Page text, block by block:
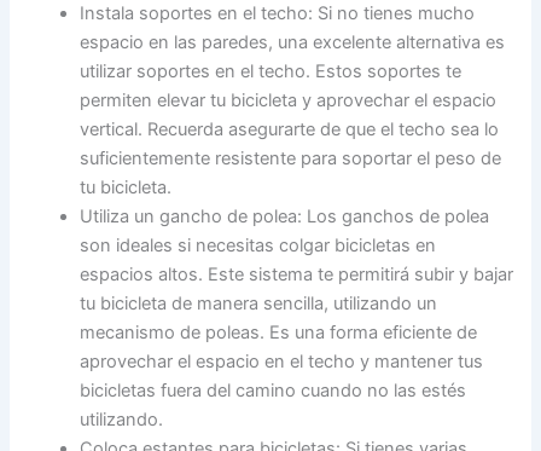
Instala soportes en el techo: Si no tienes mucho
espacio en las paredes, una excelente alternativa es
utilizar soportes en el techo. Estos soportes te
permiten elevar tu bicicleta y aprovechar el espacio
vertical. Recuerda asegurarte de que el techo sea lo
suficientemente resistente para soportar el peso de
tu bicicleta.
Utiliza un gancho de polea: Los ganchos de polea
son ideales si necesitas colgar bicicletas en
espacios altos. Este sistema te permitirá subir y bajar
tu bicicleta de manera sencilla, utilizando un
mecanismo de poleas. Es una forma eficiente de
aprovechar el espacio en el techo y mantener tus
bicicletas fuera del camino cuando no las estés
utilizando.